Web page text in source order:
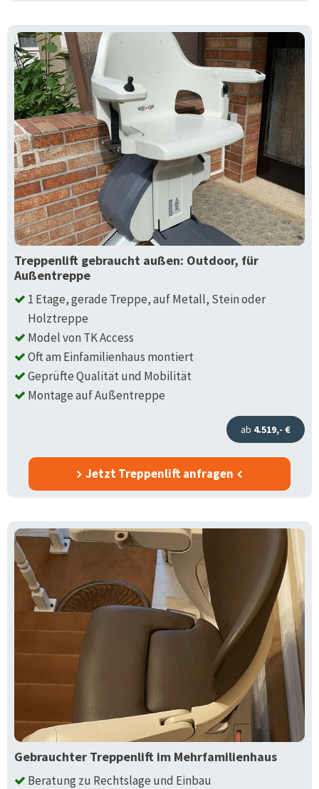
Treppenlift gebraucht außen: Outdoor, für
Außentreppe
1 Etage, gerade Treppe, auf Metall, Stein oder
Holztreppe
Model von TK Access
Oft am Einfamilienhaus montiert
Geprüfte Qualität und Mobilität
Montage auf Außentreppe
ab 4.519,- €
Jetzt Treppenlift anfragen
Gebrauchter Treppenlift im Mehrfamilienhaus
Beratung zu Rechtslage und Einbau